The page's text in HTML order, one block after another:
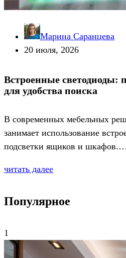
Марина Саранцева
20 июля, 2026
Встроенные светодиоды:
для удобства поиска
В современных мебельных
занимает использование
подсветки ящиков и шкафов.…
читать далее
Популярное
1